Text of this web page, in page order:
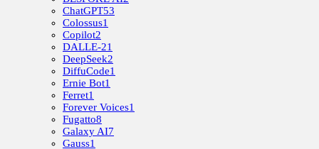
ChatGPT53
Colossus1
Copilot2
DALLE-21
DeepSeek2
DiffuCode1
Ernie Bot1
Ferret1
Forever Voices1
Fugatto8
Galaxy AI7
Gauss1